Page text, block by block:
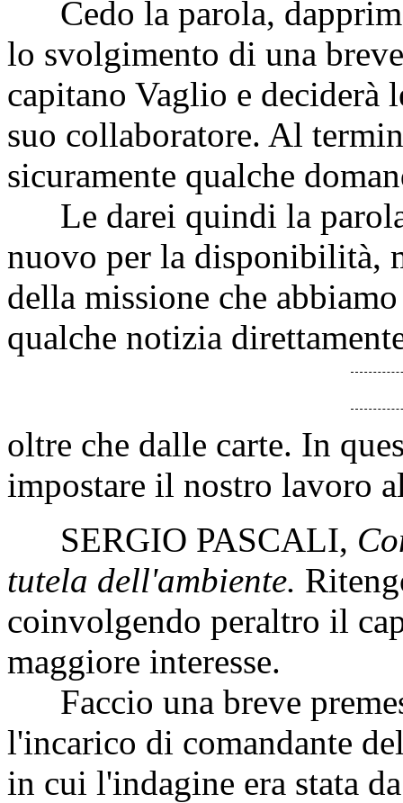
Cedo la parola,
lo svolgimento di una
capitano Vaglio e deciderà
suo collaboratore. Al
sicuramente qualche
Le darei quindi la
nuovo per la disponibilità,
della missione che
qualche notizia
oltre che dalle carte. In
impostare il nostro lavoro
SERGIO PASCALI,
tutela dell'ambiente.
coinvolgendo peraltro il
maggiore interesse.
Faccio una breve
l'incarico di comandante
in cui l'indagine era stata